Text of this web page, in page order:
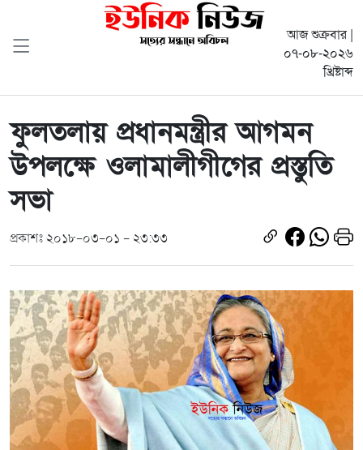
আজ শুক্রবার |
০৭-০৮-২০২৬
খ্রিষ্টাব্দ
ফুলতলায় প্রধানমন্ত্রীর আগমন
উপলক্ষে ওলামালীগীগের প্রস্তুতি
সভা
প্রকাশঃ ২০১৮-০৩-০১ - ২৩:৩৩